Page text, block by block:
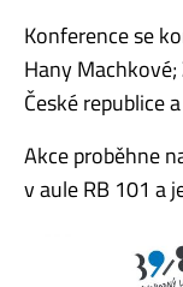
Konference se
Hany
České republice
Akce proběhne
v aule RB 101 a